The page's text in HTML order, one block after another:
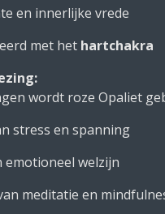
en innerlijke vrede
met het hartchakra
wordt roze Opaliet
stress en spanning
emotioneel welzijn
meditatie en